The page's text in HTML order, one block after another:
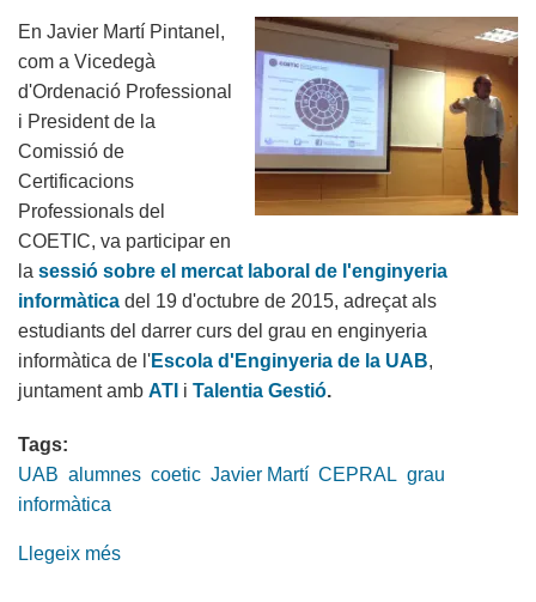
En Javier Martí Pintanel,
com a Vicedegà
d'Ordenació Professional
i President de la
Comissió de
Certificacions
Professionals del
COETIC, va participar en
la sessió sobre el mercat laboral de l'enginyeria
informàtica del 19 d'octubre de 2015, adreçat als
estudiants del darrer curs del grau en enginyeria
informàtica de l'Escola d'Enginyeria de la UAB,
juntament amb ATI i Talentia Gestió.
Tags:
UAB alumnes coetic Javier Martí CEPRAL grau
informàtica
Llegeix més